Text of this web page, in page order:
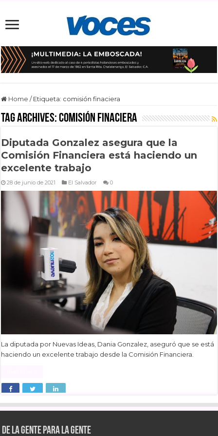
Home / Etiqueta: comisión finaciera
Tag Archives:comisión finaciera
Diputada Gonzalez asegura que la
Comisión Financiera está haciendo un
excelente trabajo
28 de junio de 2021 El Salvador 0
La diputada por Nuevas Ideas, Dania Gonzalez, aseguró que se está
haciendo un excelente trabajo desde la Comisión Financiera.
De la gente para la gente